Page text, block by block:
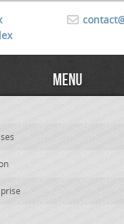
Menu